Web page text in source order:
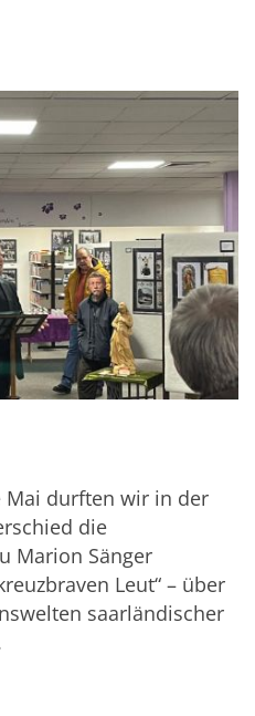
durften wir in der
die
Marion Sänger
Leut“ – über
saarländischer